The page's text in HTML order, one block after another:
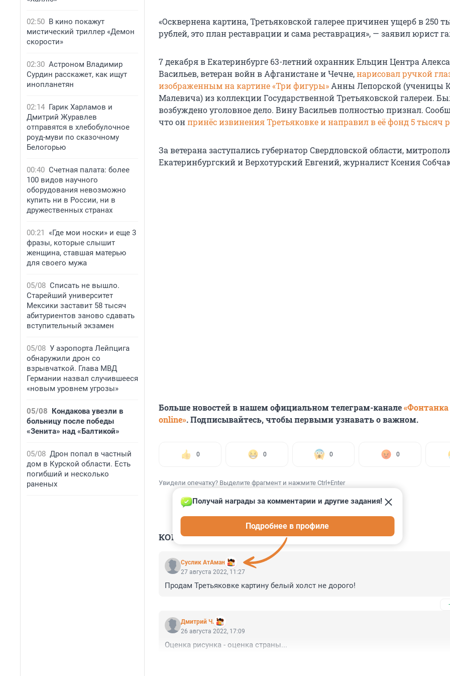
02:50 В кино покажут
мистический триллер «Демон
скорости»
02:30 Астроном Владимир
Сурдин расскажет, как ищут
инопланетян
02:14 Гарик Харламов и
Дмитрий Журавлев
отправятся в хлебобулочное
роуд-муви по сказочному
Белогорью
00:40 Счетная палата: более
100 видов научного
оборудования невозможно
купить ни в России, ни в
дружественных странах
00:21
«Где мои носки» и еще 3
фразы, которые слышит
женщина, ставшая матерью
для своего мужа
05/08 Списать не вышло.
Старейший университет
Мексики заставит 58 тысяч
абитуриентов заново сдавать
вступительный экзамен
05/08 У аэропорта Лейпцига
обнаружили дрон со
взрывчаткой. Глава МВД
Германии назвал случившееся
«новым уровнем угрозы»
05/08 Кондакова увезли в
больницу после победы
«Зенита» над «Балтикой»
05/08 Дрон попал в частный
дом в Курской области. Есть
погибший и несколько
раненых
«Осквернена картина, Третьяковской галерее причинен ущерб в 250
рублей, это план реставрации и сама реставрация», — заявил юрист
7 декабря в Екатеринбурге 63-летний охранник Ельцин Центра
Васильев, ветеран войн в Афганистане и Чечне,нарисовал ручкой
изображенным на картине «Три фигуры» Анны Лепорской (ученицы
Малевича) из коллекции Государственной Третьяковской галереи.
возбуждено уголовное дело. Вину Васильев полностью признал.
что онпринёс извинения Третьяковке и направил в её фонд 5 тысяч
За ветерана заступались губернатор Свердловской области,
Екатеринбургский и Верхотурский Евгений, журналист Ксения
Больше новостей в нашем официальном телеграм-канале«Фонтанка
online». Подписывайтесь, чтобы первыми узнавать о важном.
0 0 0 0
Увидели опечатку? Выделите фрагмент и нажмите Ctrl+Enter
КОММЕНТАРИИ 20
Суслик АтАман
Получай награды за комментарии и другие задания!
Подробнее в профиле
27 августа 2022, 11:27
Продам Третьяковке картину белый холст не дорого!
Дмитрий Ч.
26 августа 2022, 17:09
Оценка рисунка - оценка страны...